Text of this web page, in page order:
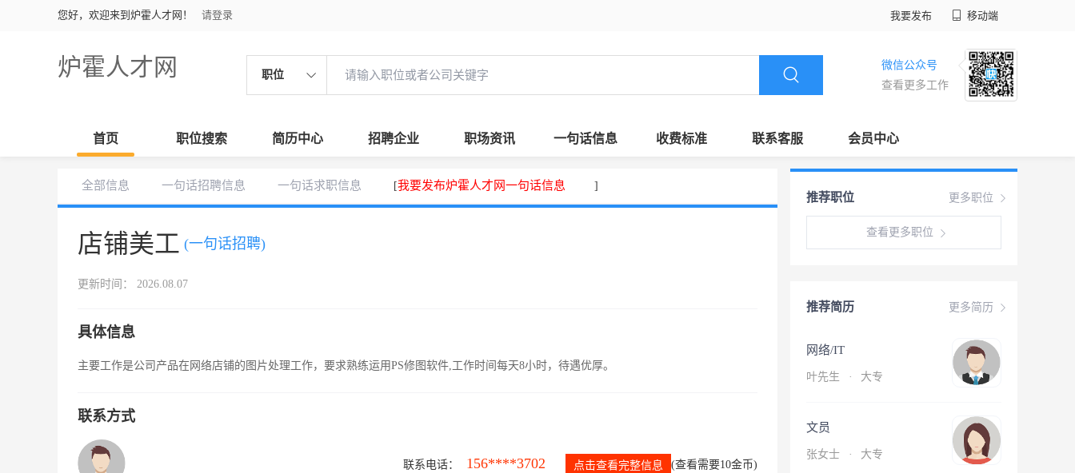
您好，欢迎来到炉霍人才网！ 请登录 我要发布 移动端
炉霍人才网 职位
微信公众号
查看更多工作
首页 职位搜索 简历中心 招聘企业 职场资讯 一句话信息 收费标准 联系客服 会员中心
全部信息 一句话招聘信息 一句话求职信息 [我要发布炉霍人才网一句话信息 ]
店铺美工 (一句话招聘)
更新时间： 2026.08.07
具体信息
主要工作是公司产品在网络店铺的图片处理工作，要求熟练运用PS修图软件,工作时间每天8小时，待遇优厚。
联系方式
联系电话： 156****3702 点击查看完整信息 (查看需要10金币)
更多职位
推荐职位
查看更多职位
更多简历
推荐简历
网络/IT
叶先生 · 大专
文员
张女士 · 大专